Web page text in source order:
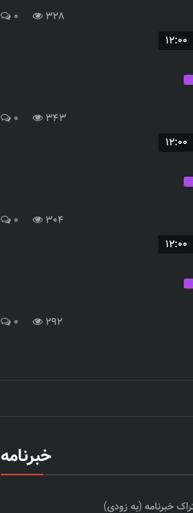
0
328
12:00
0
343
12:00
0
304
12:00
0 292
خبرنامه
خبرنامه (به زودی)